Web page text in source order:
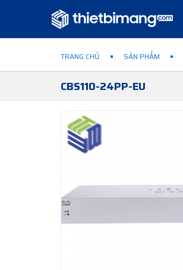
TRANG CHỦ SẢN PHẨM
CBS110-24PP-EU